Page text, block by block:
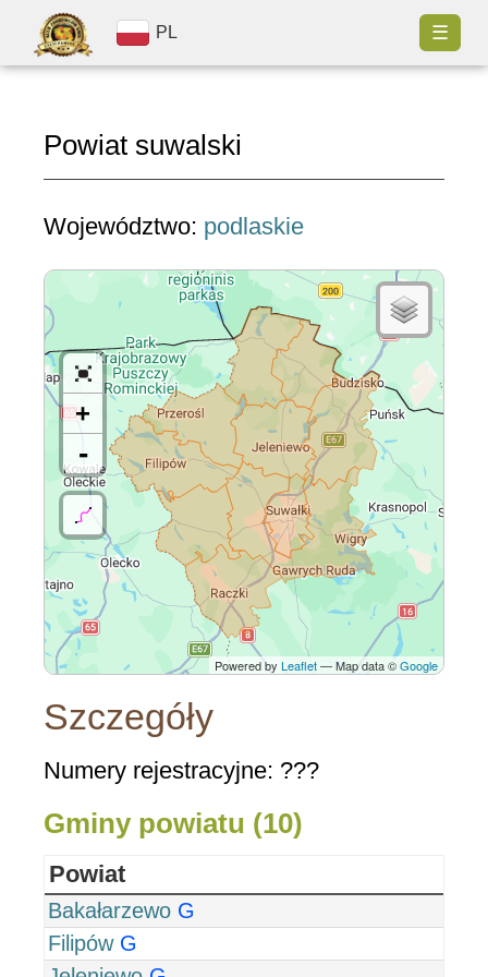
PL ☰
Powiat suwalski
Województwo: podlaskie
+
-
Powered by Leaflet— Map data ©Google
Szczegóły
Numery rejestracyjne: ???
Gminy powiatu (10)
Powiat
Bakałarzewo G
Filipów G